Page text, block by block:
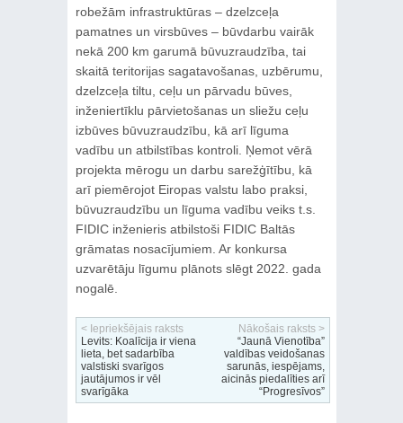
robežām infrastruktūras – dzelzceļa
pamatnes un virsbūves – būvdarbu vairāk
nekā 200 km garumā būvuzraudzība, tai
skaitā teritorijas sagatavošanas, uzbērumu,
dzelzceļa tiltu, ceļu un pārvadu būves,
inženiertīklu pārvietošanas un sliežu ceļu
izbūves būvuzraudzību, kā arī līguma
vadību un atbilstības kontroli. Ņemot vērā
projekta mērogu un darbu sarežģītību, kā
arī piemērojot Eiropas valstu labo praksi,
būvuzraudzību un līguma vadību veiks t.s.
FIDIC inženieris atbilstoši FIDIC Baltās
grāmatas nosacījumiem. Ar konkursa
uzvarētāju līgumu plānots slēgt 2022. gada
nogalē.
< Iepriekšējais raksts
Levits: Koalīcija ir viena
lieta, bet sadarbība
valstiski svarīgos
jautājumos ir vēl
svarīgāka
Nākošais raksts >
“Jaunā Vienotība”
valdības veidošanas
sarunās, iespējams,
aicinās piedalīties arī
“Progresīvos”